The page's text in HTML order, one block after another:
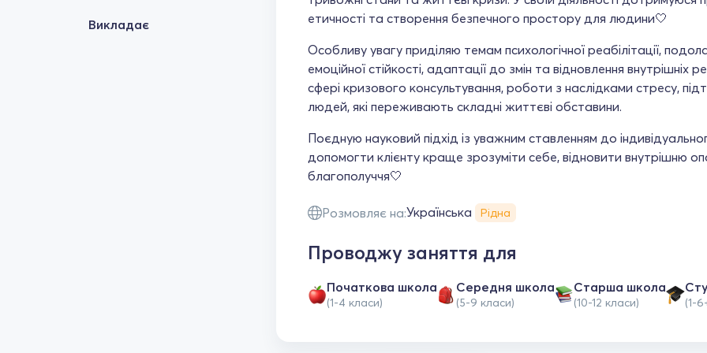
Викладає
етичності та створення безпечного простору для людини🤍
Особливу увагу приділяю темам психологічної реабілітації,
емоційної стійкості, адаптації до змін та відновлення внутрішніх
сфері кризового консультування, роботи з наслідками стресу,
людей, які переживають складні життєві обставини.
Поєдную науковий підхід із уважним ставленням до
допомогти клієнту краще зрозуміти себе, відновити внутрішню
благополуччя🤍
Розмовляє на:Українська Рідна
Проводжу заняття для
Початкова школа
(1-4 класи)
Середня школа
(5-9 класи)
Старша школа
(10-12 класи) (1-